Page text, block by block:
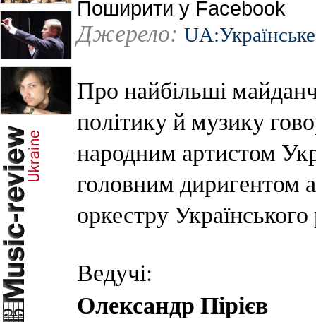
Поширити у Facebook
Джерело:
Про найбільші
політику й музику
народним артистом
головним диригентом
оркестру
Ведучі:
Олександр Пірієв